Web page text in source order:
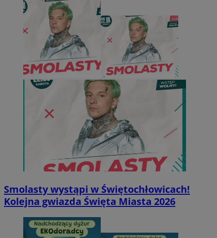
Smolasty wystąpi w Świętochłowicach!
Kolejna gwiazda Święta Miasta 2026